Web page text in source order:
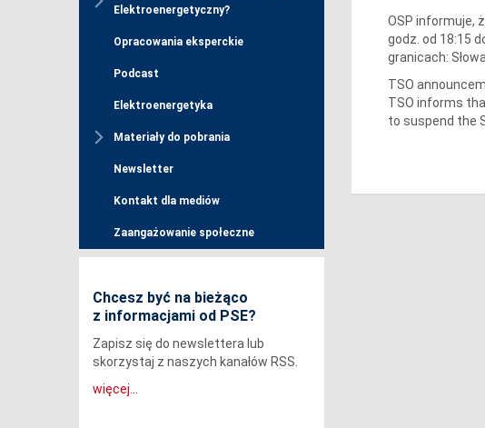
Elektroenergetyczny?
Opracowania eksperckie
Podcast
Elektroenergetyka
Materiały do pobrania
Newsletter
Kontakt dla mediów
Zaangażowanie społeczne
Chcesz być na bieżąco
z informacjami od PSE?
Zapisz się do newslettera lub
skorzystaj z naszych kanałów RSS.
więcej...
OSP informuje,
godz. od 18:15
granicach:
TSO
TSO informs
to suspend the